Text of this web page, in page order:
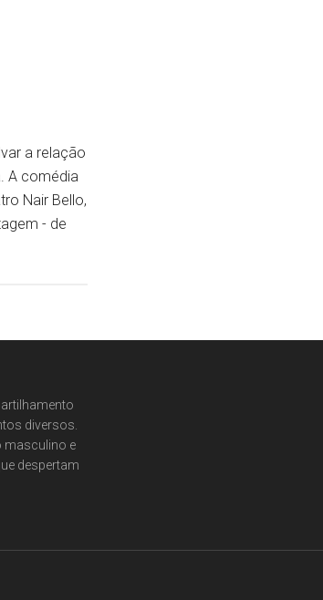
a relação
A comédia
Nair Bello,
- de
diversos.
masculino e
despertam